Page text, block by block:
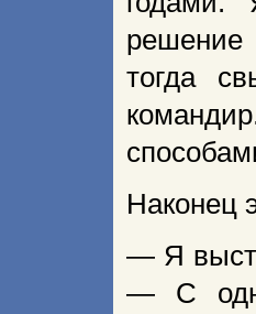
решение
тогда
Наконец
— Я
— С